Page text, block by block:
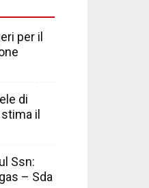
per il
di
il
Ssn:
– Sda